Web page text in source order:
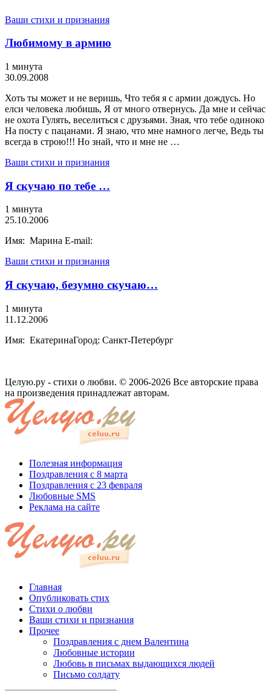
Ваши стихи и признания
Любимому в армию
1 минута
30.09.2008
Хоть ты может и не веришь, Что тебя я с армии дождусь. Но
елси человека любишь, Я от много отвернусь. Да мне и сейчас
не охота Гулять, веселиться с друзьями. Зная, что тебе одиноко
На посту с пацанами. Я знаю, что мне намного легче, Ведь ты
всегда в строю!!! Но знай, что и мне не …
Ваши стихи и признания
Я скучаю по тебе …
1 минута
25.10.2006
Имя: Марина E-mail:
Ваши стихи и признания
Я скучаю, безумно скучаю…
1 минута
11.12.2006
Имя: ЕкатеринаГород: Санкт-Петербург
Целую.ру - стихи о любви. © 2006-2026 Все авторские права
на произведения принадлежат авторам.
Полезная информация
Поздравления с 8 марта
Поздравления с 23 февраля
Любовные SMS
Реклама на сайте
Главная
Опубликовать стих
Стихи о любви
Ваши стихи и признания
Прочее
Поздравления с днем Валентина
Любовные истории
Любовь в письмах выдающихся людей
Письмо солдату